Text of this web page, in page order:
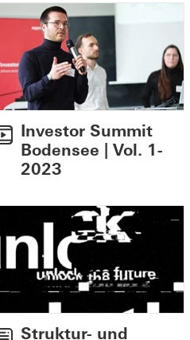
Investor Summit
Bodensee | Vol. 1-
2023
Struktur- und